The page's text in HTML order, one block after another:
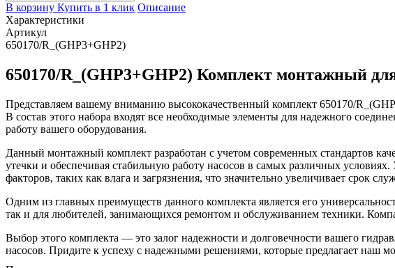
В корзину Купить в 1 клик Описание
Характеристики
Артикул
650170/R_(GHP3+GHP2)
650170/R_(GHP3+GHP2) Комплект монтажный
Представляем вашему вниманию высококачественный комплект 650170/
В состав этого набора входят все необходимые элементы для надежного
работу вашего оборудования.
Данный монтажный комплект разработан с учетом современных стандартов
утечки и обеспечивая стабильную работу насосов в самых различных
факторов, таких как влага и загрязнения, что значительно увеличивает срок
Одним из главных преимуществ данного комплекта является его
так и для любителей, занимающихся ремонтом и обслуживанием техники.
Выбор этого комплекта — это залог надежности и долговечности вашего
насосов. Придите к успеху с надежными решениями, которые предлагает наш